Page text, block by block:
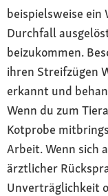
beispielsweise ein
Durchfall
beizukommen.
ihren Streifzügen
erkannt und
Wenn du zum
Kotprobe
Arbeit. Wenn sich
ärztlicher
Unverträglichkeit